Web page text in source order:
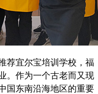
宜尔宝培训学校，福
。作为一个古老而又现
国东南沿海地区的重要